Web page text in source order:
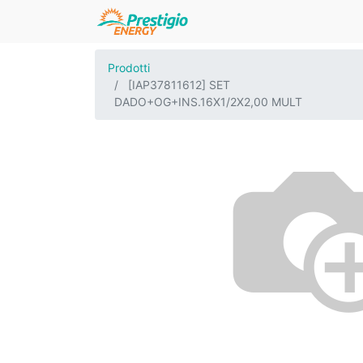
Prodotti
[IAP37811612] SET
DADO+OG+INS.16X1/2X2,00 MULT